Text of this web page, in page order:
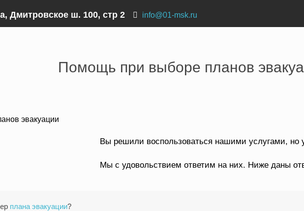
Дмитровское ш. 100, стр 2 info@01-msk.ru
› Помощь при выборе планов эвакуации
Помощь при выборе планов
Вы решили воспользоваться нашими услугами, но
Мы с удовольствием ответим на них. Ниже даны
плана эвакуации?